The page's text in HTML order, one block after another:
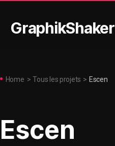
GraphikShaker
Home > Tous les projets > Escen
Escen